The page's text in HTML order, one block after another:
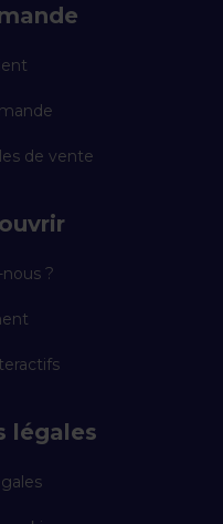
de vente
?
légales